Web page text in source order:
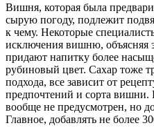
Вишня, которая была
сырую погоду, подлежит
к чему. Некоторые
исключения вишню, объясняя
придают напитку более
рубиновый цвет. Сахар тоже
подхода, все зависит от
предпочтений и сорта вишни.
вообще не предусмотрен, но
Главное, добавлять не более